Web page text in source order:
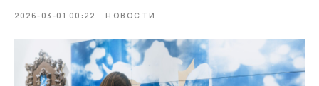
2026-03-01 00:22 НОВОСТИ